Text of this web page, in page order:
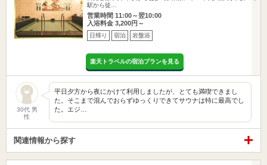
駅から徒…
営業時間 11:00～翌10:00
入浴料金 3,200円～
日帰り 宿泊 岩盤浴
楽天トラベルの宿泊プランを見る
30代 男
性
平日夕方から夜にかけて利用しましたが、とても満喫できまし
た。そこまで混んでおらずゆっくりできてサウナは特に最高でし
た。エジ…
関連情報から探す